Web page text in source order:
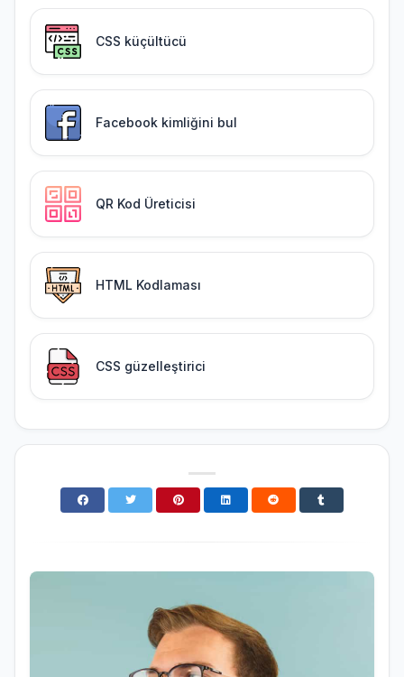
CSS küçültücü
Facebook kimliğini bul
QR Kod Üreticisi
HTML Kodlaması
CSS güzelleştirici